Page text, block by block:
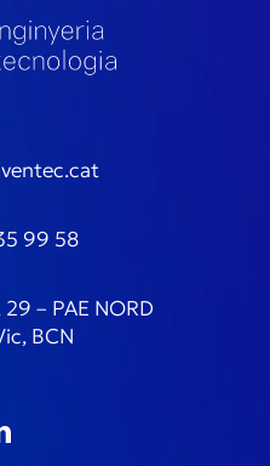
99 58
– PAE NORD
BCN